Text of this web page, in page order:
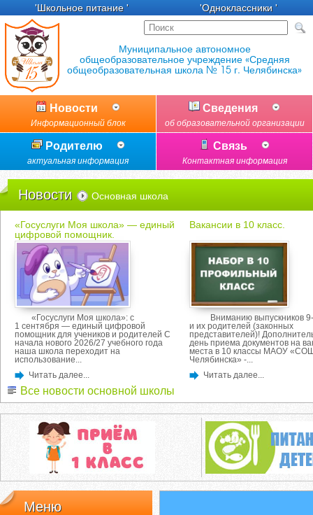
'Школьное питание ' 'Одноклассники '
Новости
Информационный блок
Сведения
об образовательной организации
Родителю
актуальная информация
Связь
Контактная информация
Новости Основная школа
«Госуслуги Моя школа» — единый
цифровой помощник.
«Госуслуги Моя школа»: с
1 сентября — единый цифровой
помощник для учеников и родителей С
начала нового 2026/27 учебного года
наша школа переходит на
использование...
Читать далее...
Вакансии в 10 класс.
Вниманию выпускников 9-
и их родителей (законных
представителей)!
день приема документов на
места в 10 классы МАОУ
Челябинска» -...
Читать далее...
Все новости основной школы
Меню